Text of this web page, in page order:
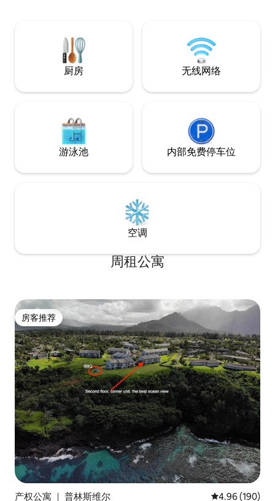
普遗址（Mahaulepu Heritage）海滨悬崖
架和附近的恒温泳池。
从每个房间都可欣
上还可欣赏到著名
Hai）。是情侣的
厨房 无线网络
游泳池 内部免费停车位
空调
周租公寓
房客推荐
房客推荐
产权公寓 ｜ 普林斯维尔 平均评分 4.96
4.96 (190)